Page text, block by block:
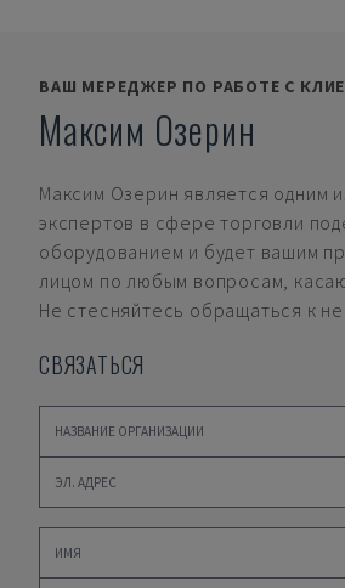
ВАШ МЕРЕДЖЕР ПО РАБОТЕ С
Максим Озерин
Максим Озерин является одним
экспертов в сфере торговли
оборудованием и будет вашим
лицом по любым вопросам,
Не стесняйтесь обращаться к
СВЯЗАТЬСЯ